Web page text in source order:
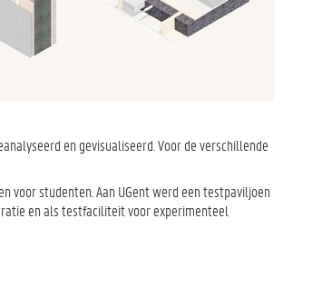
en gevisualiseerd. Voor de verschillende
voor studenten. Aan UGent werd een testpaviljoen
en als testfaciliteit voor experimenteel